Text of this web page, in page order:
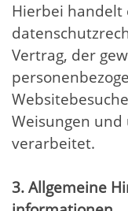
Hierbei handelt
Vertrag, der
Weisungen und
verarbeitet.
3. Allgemeine